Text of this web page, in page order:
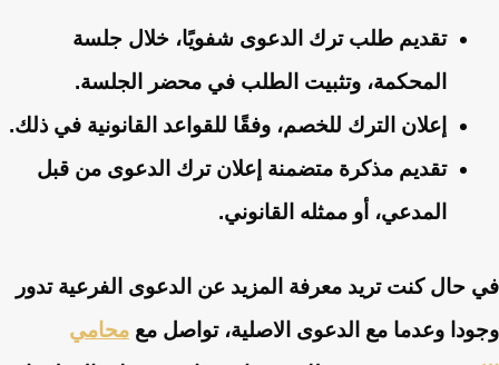
تقديم طلب ترك الدعوى شفويًا، خلال جلسة
المحكمة، وتثبيت الطلب في محضر الجلسة.
إعلان الترك للخصم، وفقًا للقواعد القانونية في ذلك.
تقديم مذكرة متضمنة إعلان ترك الدعوى من قبل
المدعي، أو ممثله القانوني.
في حال كنت تريد معرفة المزيد عن الدعوى الفرعية تدور
وجودا وعدما مع الدعوى الاصلية، تواصل مع محامي